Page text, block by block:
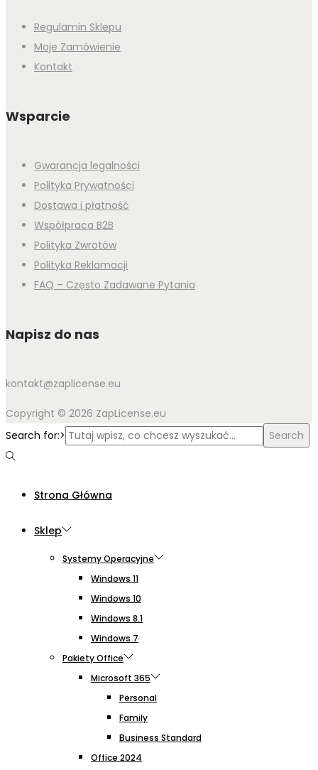
Regulamin Sklepu
Moje Zamówienie
Kontakt
Wsparcie
Gwarancja legalności
Polityka Prywatności
Dostawa i płatność
Współpraca B2B
Polityka Zwrotów
Polityka Reklamacji
FAQ – Często Zadawane Pytania
Napisz do nas
kontakt@zaplicense.eu
Copyright © 2026 ZapLicense.eu
Search for:>
Search
Strona Główna
Sklep
Systemy Operacyjne
Windows 11
Windows 10
Windows 8.1
Windows 7
Pakiety Office
Microsoft 365
Personal
Family
Business Standard
Office 2024